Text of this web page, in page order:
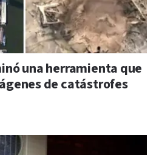
una herramienta que
de catástrofes